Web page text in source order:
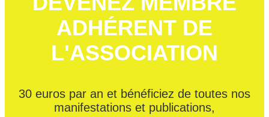
ADHÉRENT DE
L'ASSOCIATION
30 euros par an et bénéficiez de toutes nos
manifestations et publications,